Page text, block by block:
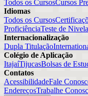
Todos os CursosCursos
Idiomas
Todos os Cursos
ProficiênciaTeste de
Internacionalização
Dupla Titulação
Colégio de Aplicação
ItajaíTijucasBolsas de
Contatos
AcessibilidadeFale
EndereçosTrabalhe